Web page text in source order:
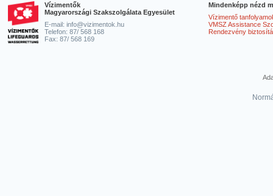
Vízimentők
Magyarországi Szakszolgálata Egyesület
E-mail: info@vizimentok.hu
Telefon: 87/ 568 168
Fax: 87/ 568 169
Mindenképp nézd
Vízimentő
VMSZ Assistance
Rendezvény